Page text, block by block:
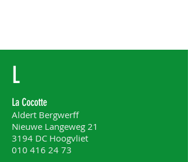
L
La Cocotte
Aldert Bergwerff
Nieuwe Langeweg 21
3194 DC Hoogvliet
010 416 24 73